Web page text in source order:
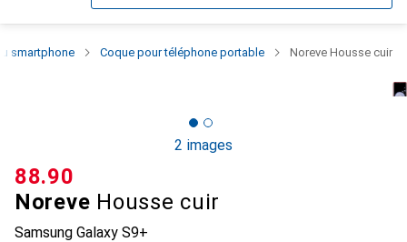
smartphone Coque pour téléphone portable Noreve Housse cuir
2 images
Noreve Housse cuir
Samsung Galaxy S9+
CHF
88.90